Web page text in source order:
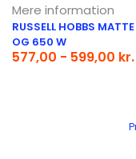
Mere information
RUSSELL HOBBS
OG 650 W
577,00 - 599,00 kr.